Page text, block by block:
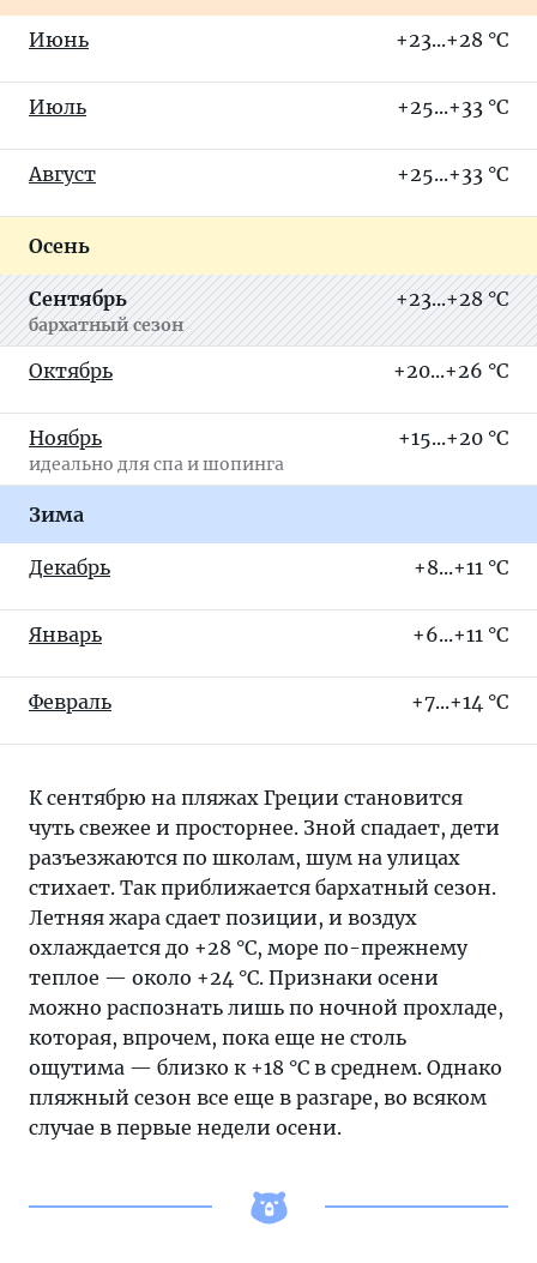
Июнь +23...+28 °C
Июль +25...+33 °C
Август +25...+33 °C
Осень
Сентябрь
бархатный сезон
+23...+28 °C
Октябрь +20...+26 °C
Ноябрь
идеально для спа и шопинга
+15...+20 °C
Зима
Декабрь +8...+11 °C
Январь +6...+11 °C
Февраль +7...+14 °C
К сентябрю на пляжах Греции становится
чуть свежее и просторнее. Зной спадает, дети
разъезжаются по школам, шум на улицах
стихает. Так приближается бархатный сезон.
Летняя жара сдает позиции, и воздух
охлаждается до +28 °C, море по-прежнему
теплое — около +24 °C. Признаки осени
можно распознать лишь по ночной прохладе,
которая, впрочем, пока еще не столь
ощутима — близко к +18 °C в среднем. Однако
пляжный сезон все еще в разгаре, во всяком
случае в первые недели осени.